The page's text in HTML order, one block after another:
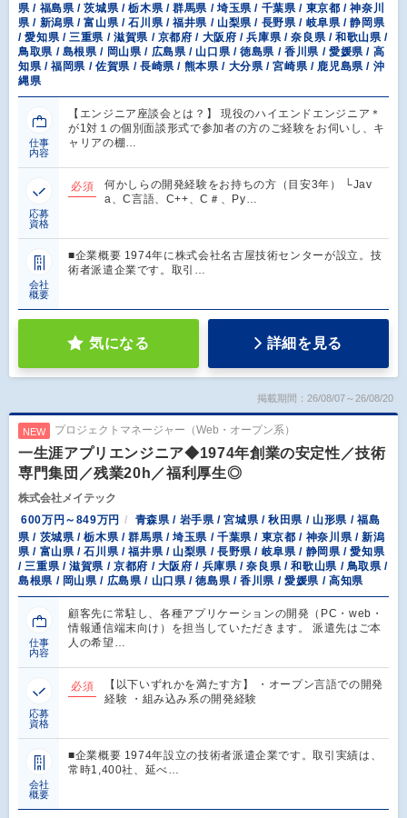
県 / 福島県 / 茨城県 / 栃木県 / 群馬県 / 埼玉県 / 千葉県 / 東京都 / 神奈川
県 / 新潟県 / 富山県 / 石川県 / 福井県 / 山梨県 / 長野県 / 岐阜県 / 静岡県
/ 愛知県 / 三重県 / 滋賀県 / 京都府 / 大阪府 / 兵庫県 / 奈良県 / 和歌山県 /
鳥取県 / 島根県 / 岡山県 / 広島県 / 山口県 / 徳島県 / 香川県 / 愛媛県 / 高
知県 / 福岡県 / 佐賀県 / 長崎県 / 熊本県 / 大分県 / 宮崎県 / 鹿児島県 / 沖
縄県
仕事
内容
【エンジニア座談会とは？】 現役のハイエンドエンジニア＊
が1対１の個別面談形式で参加者の方のご経験をお伺いし、キ
ャリアの棚…
応募
資格
必須
何かしらの開発経験をお持ちの方（目安3年） └Jav
a、C言語、C++、C＃、Py…
会社
概要
■企業概要 1974年に株式会社名古屋技術センターが設立。技
術者派遣企業です。取引…
気になる 詳細を見る
掲載期間：26/08/07～26/08/20
NEW プロジェクトマネージャー（Web・オープン系）
一生涯アプリエンジニア◆1974年創業の安定性／技術
専門集団／残業20h／福利厚生◎
株式会社メイテック
600万円～849万円
青森県 / 岩手県 / 宮城県 / 秋田県 / 山形県 / 福島
県 / 茨城県 / 栃木県 / 群馬県 / 埼玉県 / 千葉県 / 東京都 / 神奈川県 / 新潟
県 / 富山県 / 石川県 / 福井県 / 山梨県 / 長野県 / 岐阜県 / 静岡県 / 愛知県
/ 三重県 / 滋賀県 / 京都府 / 大阪府 / 兵庫県 / 奈良県 / 和歌山県 / 鳥取県 /
島根県 / 岡山県 / 広島県 / 山口県 / 徳島県 / 香川県 / 愛媛県 / 高知県
仕事
内容
顧客先に常駐し、各種アプリケーションの開発（PC・web・
情報通信端末向け）を担当していただきます。 派遣先はご本
人の希望…
応募
資格
必須
【以下いずれかを満たす方】 ・オープン言語での開発
経験 ・組み込み系の開発経験
会社
概要
■企業概要 1974年設立の技術者派遣企業です。取引実績は、
常時1,400社、延べ…